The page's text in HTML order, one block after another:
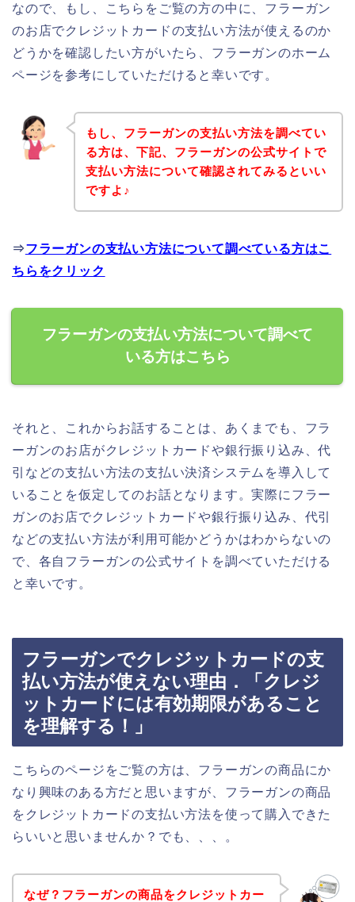
なので、もし、こちらをご覧の方の中に、フラーガン
のお店でクレジットカードの支払い方法が使えるのか
どうかを確認したい方がいたら、フラーガンのホーム
ページを参考にしていただけると幸いです。
もし、フラーガンの支払い方法を調べてい
る方は、下記、フラーガンの公式サイトで
支払い方法について確認されてみるといい
ですよ♪
⇒フラーガンの支払い方法について調べている方はこ
ちらをクリック
フラーガンの支払い方法について調べて
いる方はこちら
それと、これからお話することは、あくまでも、フラ
ーガンのお店がクレジットカードや銀行振り込み、代
引などの支払い方法の支払い決済システムを導入して
いることを仮定してのお話となります。実際にフラー
ガンのお店でクレジットカードや銀行振り込み、代引
などの支払い方法が利用可能かどうかはわからないの
で、各自フラーガンの公式サイトを調べていただける
と幸いです。
フラーガンでクレジットカードの支
払い方法が使えない理由．「クレジ
ットカードには有効期限があること
を理解する！」
こちらのページをご覧の方は、フラーガンの商品にか
なり興味のある方だと思いますが、フラーガンの商品
をクレジットカードの支払い方法を使って購入できた
らいいと思いませんか？でも、、、。
なぜ？フラーガンの商品をクレジットカー